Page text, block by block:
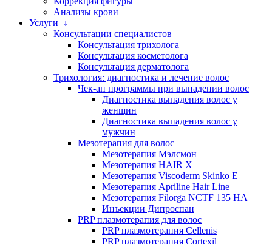
Анализы крови
Услуги ↓
Консультации специалистов
Консультация трихолога
Консультация косметолога
Консультация дерматолога
Трихология: диагностика и лечение волос
Чек-ап программы при выпадении волос
Диагностика выпадения волос у
женщин
Диагностика выпадения волос у
мужчин
Мезотерапия для волос
Мезотерапия Мэлсмон
Мезотерапия HAIR X
Мезотерапия Viscoderm Skinko E
Мезотерапия Apriline Hair Line
Мезотерапия Filorga NCTF 135 HA
Инъекции Дипроспан
PRP плазмотерапия для волос
PRP плазмотерапия Cellenis
PRP плазмотерапия Cortexil